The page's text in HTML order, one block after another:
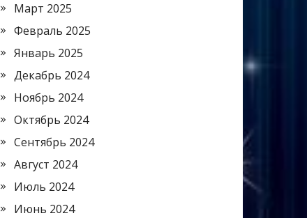
Март 2025
Февраль 2025
Январь 2025
Декабрь 2024
Ноябрь 2024
Октябрь 2024
Сентябрь 2024
Август 2024
Июль 2024
Июнь 2024